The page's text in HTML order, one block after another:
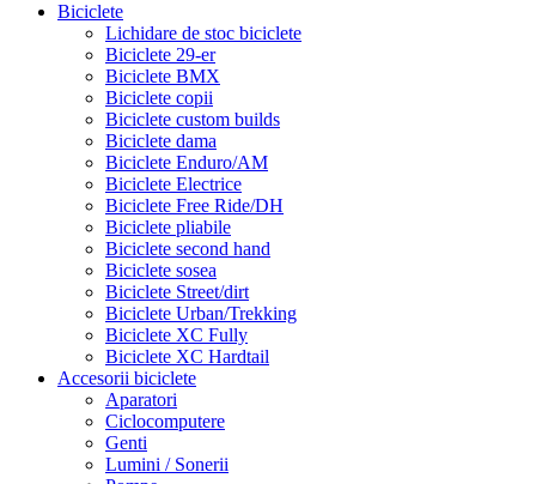
Biciclete
Lichidare de stoc biciclete
Biciclete 29-er
Biciclete BMX
Biciclete copii
Biciclete custom builds
Biciclete dama
Biciclete Enduro/AM
Biciclete Electrice
Biciclete Free Ride/DH
Biciclete pliabile
Biciclete second hand
Biciclete sosea
Biciclete Street/dirt
Biciclete Urban/Trekking
Biciclete XC Fully
Biciclete XC Hardtail
Accesorii biciclete
Aparatori
Ciclocomputere
Genti
Lumini / Sonerii